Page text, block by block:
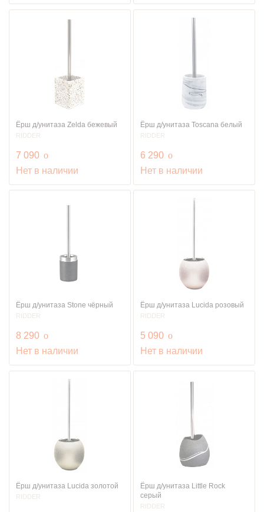
Ёрш д/унитаза Zelda бежевый
RIDDER
7 090 руб.
o
Нет в наличии
Ёрш д/унитаза Toscana белый
RIDDER
6 290 руб.
o
Нет в наличии
Ёрш д/унитаза Stone чёрный
RIDDER
8 290 руб.
o
Нет в наличии
Ёрш д/унитаза Lucida розовый
RIDDER
5 090 руб.
o
Нет в наличии
Ёрш д/унитаза Lucida золотой
RIDDER
Ёрш д/унитаза Little Rock
серый
RIDDER